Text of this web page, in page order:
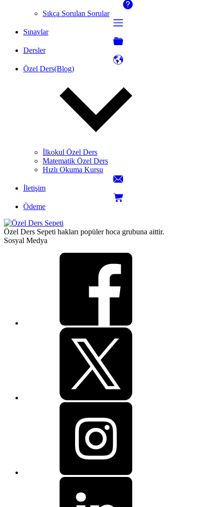
Sıkça Sorulan Sorular
Sınavlar
Dersler
Özel Ders(Blog)
İlkokul Özel Ders
Matematik Özel Ders
Hızlı Okuma Kursu
İletişim
Ödeme
Özel Ders Sepeti hakları popüler hoca grubuna aittir.
Sosyal Medya